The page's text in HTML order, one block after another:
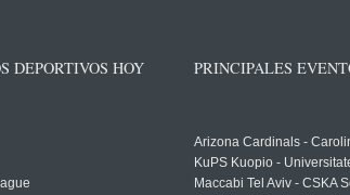
DEPORTIVOS HOY PRINCIPALES
Arizona Cardinals -
KuPS Kuopio -
Maccabi Tel Aviv - CSKA